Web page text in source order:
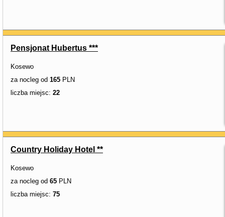
Pensjonat Hubertus ***
Kosewo
za nocleg od 165 PLN
liczba miejsc: 22
Country Holiday Hotel **
Kosewo
za nocleg od 65 PLN
liczba miejsc: 75